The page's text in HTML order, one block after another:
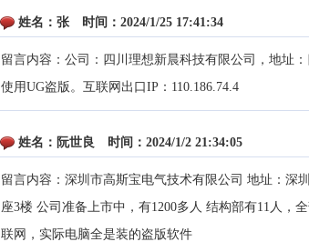
姓名： 张 时间： 2024/1/25 17:41:34
留言内容：公司：四川理想新晨科技有限公司，地址
使用UG盗版。互联网出口IP：110.186.74.4
姓名： 阮世良 时间： 2024/1/2 21:34:05
留言内容：深圳市高斯宝电气技术有限公司 地址：深
座3楼 公司准备上市中，有1200多人 结构部有11人，
联网，实际电脑全是装的盗版软件